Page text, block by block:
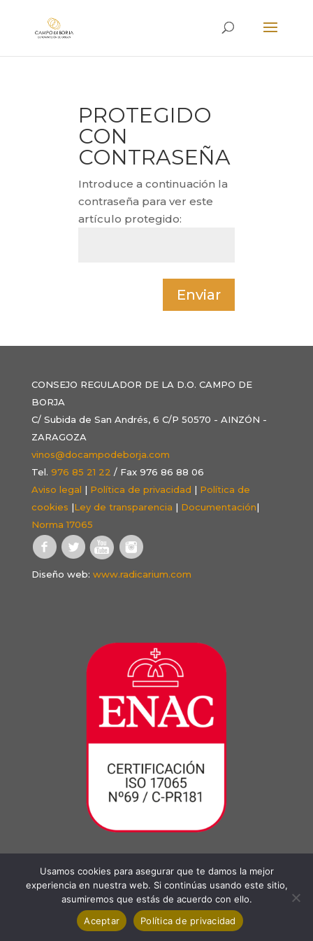
PROTEGIDO
CON
CONTRASEÑA
Introduce a continuación la
contraseña para ver este
artículo protegido:
Enviar
CONSEJO REGULADOR DE LA D.O. CAMPO DE
BORJA
C/ Subida de San Andrés, 6 C/P 50570 - AINZÓN -
ZARAGOZA
vinos@docampodeborja.com
Tel. 976 85 21 22 / Fax 976 86 88 06
Aviso legal | Política de privacidad | Política de
cookies |Ley de transparencia | Documentación|
Norma 17065
Diseño web: www.radicarium.com
Usamos cookies para asegurar que te damos la mejor
experiencia en nuestra web. Si continúas usando este sitio,
asumiremos que estás de acuerdo con ello.
Aceptar
Política de privacidad